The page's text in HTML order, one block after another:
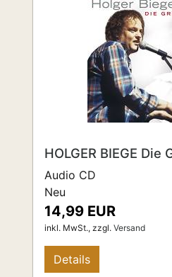
HOLGER BIEGE Die
Audio CD
Neu
14,99 EUR
inkl. MwSt., zzgl. Versand
Details